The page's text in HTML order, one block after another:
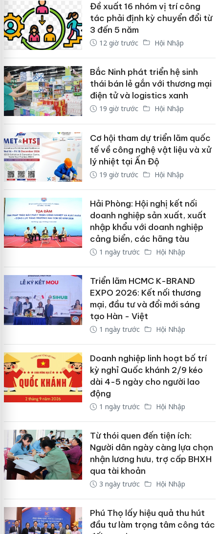
Đề xuất 16 nhóm vị trí công
tác phải định kỳ chuyển đổi từ
3 đến 5 năm
12 giờ trước Hội Nhập
Bắc Ninh phát triển hệ sinh
thái bán lẻ gắn với thương mại
điện tử và logistics xanh
19 giờ trước Hội Nhập
Cơ hội tham dự triển lãm quốc
tế về công nghệ vật liệu và xử
lý nhiệt tại Ấn Độ
19 giờ trước Hội Nhập
Hải Phòng: Hội nghị kết nối
doanh nghiệp sản xuất, xuất
nhập khẩu với doanh nghiệp
cảng biển, các hãng tàu
1 ngày trước Hội Nhập
Triển lãm HCMC K-BRAND
EXPO 2026: Kết nối thương
mại, đầu tư và đổi mới sáng
tạo Hàn - Việt
1 ngày trước Hội Nhập
Doanh nghiệp linh hoạt bố trí
kỳ nghỉ Quốc khánh 2/9 kéo
dài 4-5 ngày cho người lao
động
1 ngày trước Hội Nhập
Từ thói quen đến tiện ích:
Người dân ngày càng lựa chọn
nhận lương hưu, trợ cấp BHXH
qua tài khoản
3 ngày trước Hội Nhập
Phú Thọ lấy hiệu quả thu hút
đầu tư làm trọng tâm công tác